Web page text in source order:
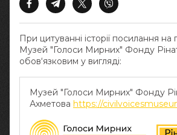
При цитуванні історії посилання
Музей "Голоси Мирних" Фонду
обов‘язковим у вигляді:
Музей "Голоси Мирних" Фонду
Ахметова https://